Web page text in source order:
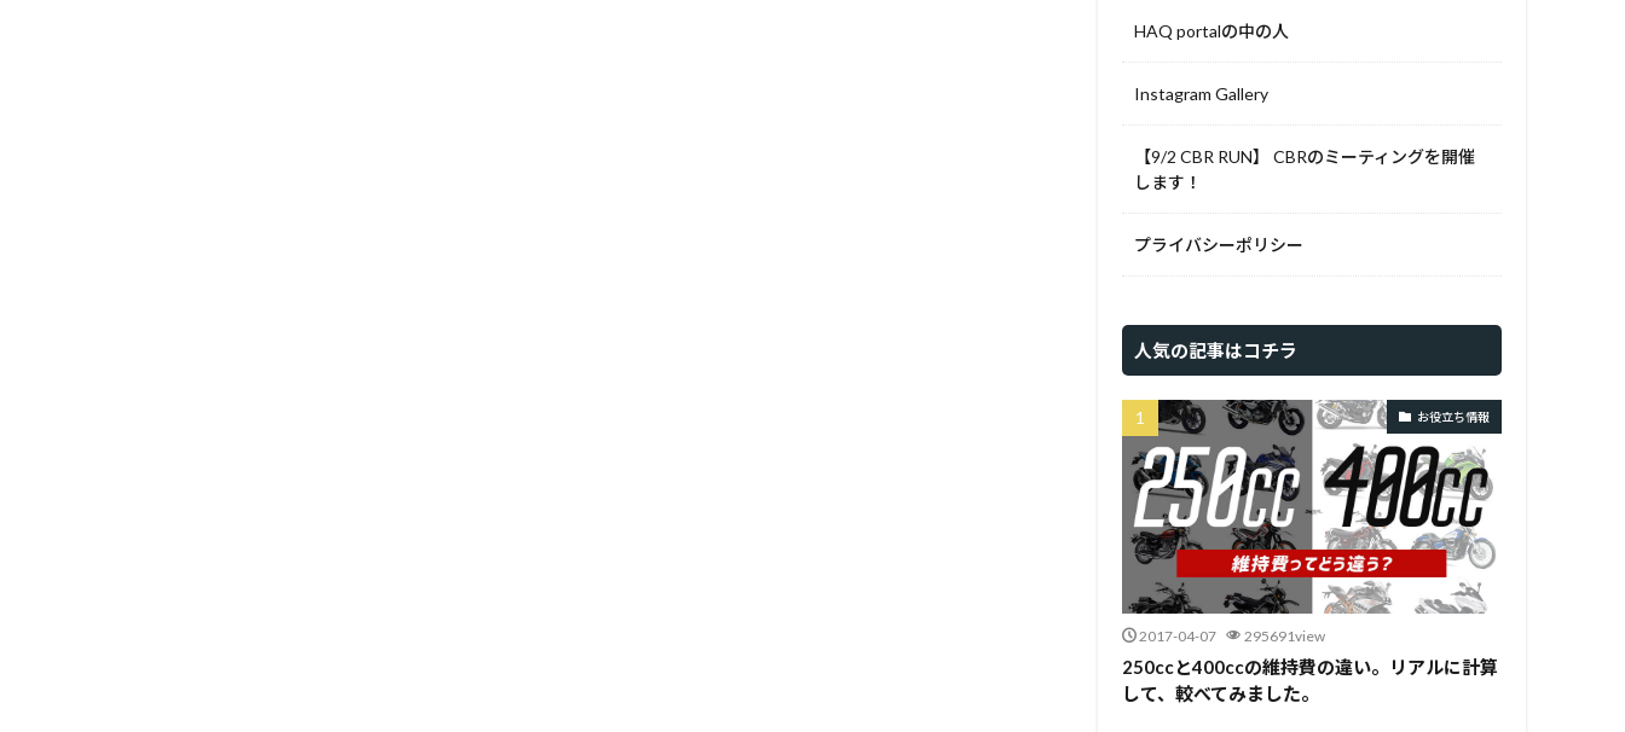
HAQ portalの中の人
Instagram Gallery
【9/2 CBR RUN】 CBRのミーティングを開催
します！
プライバシーポリシー
人気の記事はコチラ
お役立ち情報
2017-04-07 295691view
250ccと400ccの維持費の違い。リアルに計算
して、較べてみました。